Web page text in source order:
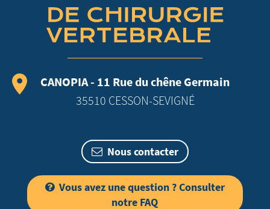
CANOPIA - 11 Rue du chêne Germain
35510 CESSON-SEVIGNÉ
Nous contacter
Vous avez une question ? Consulter
notre FAQ